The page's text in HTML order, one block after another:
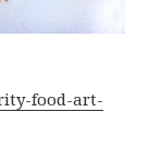
food-art-